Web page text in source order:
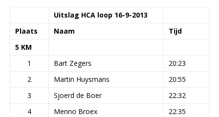
Uitslag HCA loop 16-9-2013
Plaats
Naam
Tijd
5 KM
1
Bart Zegers
20:23
2
Martin Huysmans
20:55
3
Sjoerd de Boer
22:32
4
Menno Broex
22:35